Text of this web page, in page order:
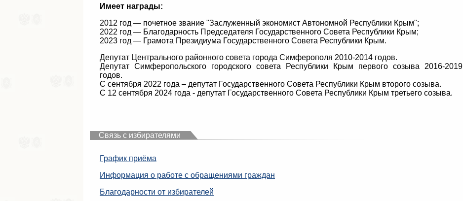
Имеет награды:
2012 год — почетное звание "Заслуженный экономист Автономной Республики Крым";
2022 год — Благодарность Председателя Государственного Совета Республики Крым;
2023 год — Грамота Президиума Государственного Совета Республики Крым.
Депутат Центрального районного совета города Симферополя 2010-2014 годов.
Депутат Симферопольского городского совета Республики Крым первого созыва 2016-2019
годов.
С сентября 2022 года – депутат Государственного Совета Республики Крым второго созыва.
С 12 сентября 2024 года - депутат Государственного Совета Республики Крым третьего созыва.
Связь с избирателями
График приёма
Информация о работе с обращениями граждан
Благодарности от избирателей